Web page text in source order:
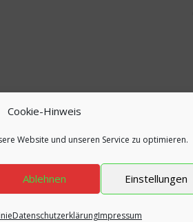
Cookie-Hinweis
Website und unseren Service zu optimieren.
Ablehnen Einstellungen
DatenschutzerklärungImpressum